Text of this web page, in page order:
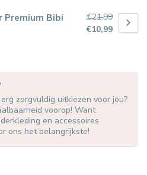
Premium Bibi
€21,99
€10,99
zorgvuldig uitkiezen voor jou?
voorop! Want
en accessoires
ons het belangrijkste!